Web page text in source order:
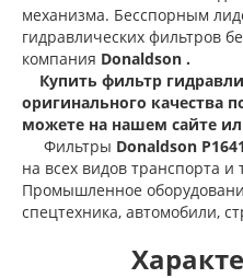
механизма. Бесспорным
гидравлических фильтров
компания Donaldson .
Купить фильтр
оригинального качества
можете на нашем сайте
Фильтры Donaldson
на всех видов транспорта и
Промышленное
спецтехника, автомобили,